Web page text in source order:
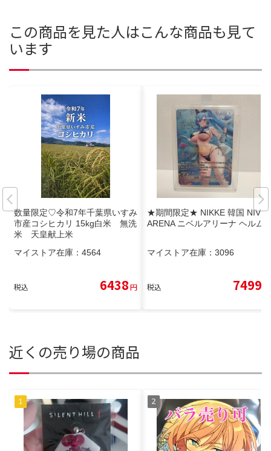
この商品を見た人はこんな商品も見て
います
数量限定♡令和7年千葉県いすみ
市産コシヒカリ 15kg白米 無洗
米 天皇献上米
マイストア在庫： 4564
税込 6438円
★期間限定★ NIKKE 韓国 NIVEL
ARENA ニベルアリーナ ヘルム
マイストア在庫： 3096
税込 7499
近くの売り場の商品